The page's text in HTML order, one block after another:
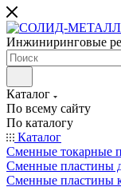
Инжиниринговые
Каталог
По всему сайту
По каталогу
Каталог
Сменные токарные
Сменные пластины
Сменные пластины